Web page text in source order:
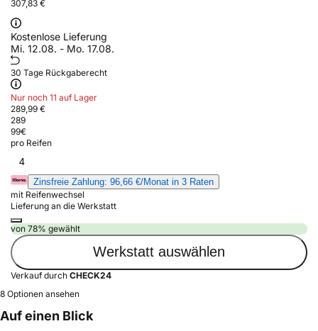
307,83 €
Kostenlose Lieferung
Mi. 12.08. - Mo. 17.08.
30 Tage Rückgaberecht
Nur noch 11 auf Lager
289,99 €
289
99€
pro Reifen
4
Zinsfreie Zahlung: 96,66 €/Monat in 3 Raten
mit Reifenwechsel
Lieferung an die Werkstatt
von 78% gewählt
Werkstatt auswählen
Verkauf durch CHECK24
8 Optionen ansehen
Auf einen Blick